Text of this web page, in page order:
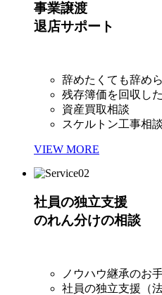
事業譲渡
退店サポート
辞めたくても辞め
残存簿価を回収し
資産買取相談
スケルトン工事相談
VIEW MORE
社員の独立支援
のれん分けの相談
ノウハウ継承のお
社員の独立支援（